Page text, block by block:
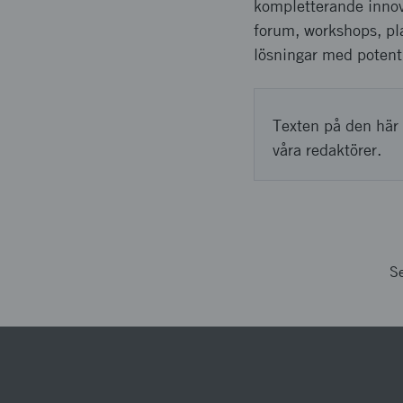
kompletterande
forum, workshops,
lösningar med
Texten på den
våra redaktörer.